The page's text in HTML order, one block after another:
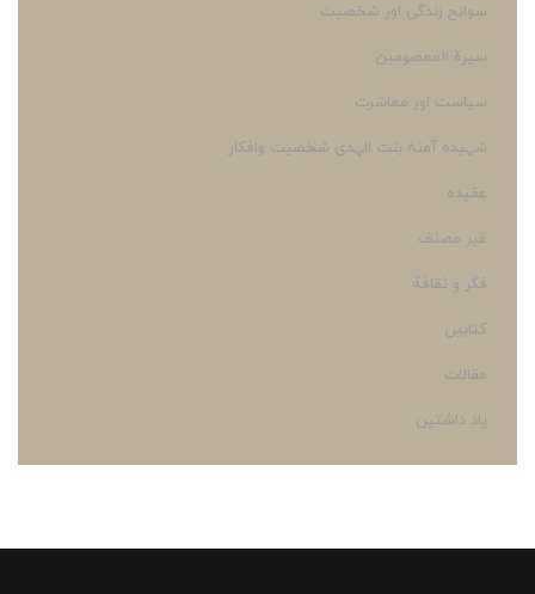
سوانح زندگی اور شخصیت
سيرة المعصومين
سیاست اور معاشرت
شہیدہ آمنہ بنت الہدی شخصیت وافکار
عقیده
غير مصنف
فكر و ثقافة
کتابیں
مقالات
یاد داشتیں